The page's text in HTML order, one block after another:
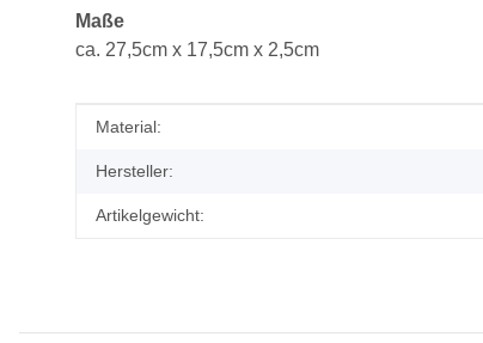
Maße
ca. 27,5cm x 17,5cm x 2,5cm
Produkteigenschaft
Wert
Material:
Hersteller:
Artikelgewicht: